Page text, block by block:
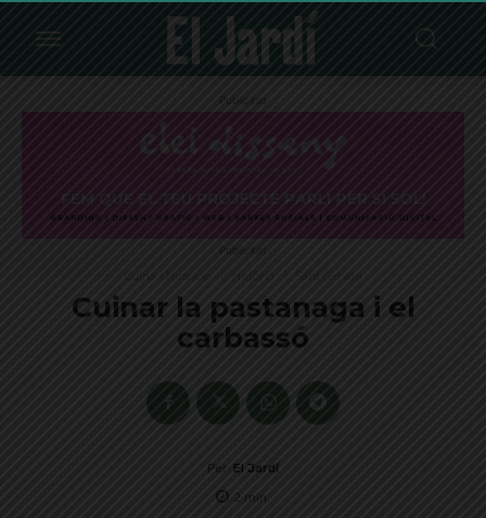
Publicitat
Publicitat
Cuinar la pastanaga i el
carbassó
Per El Jardí
2 min.